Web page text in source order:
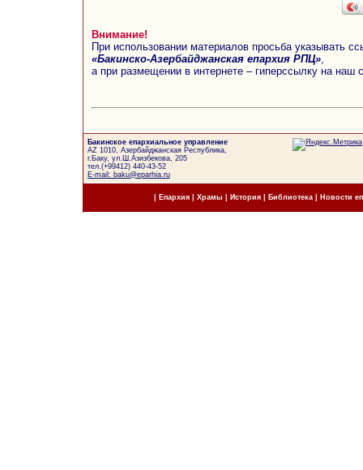
Внимание!
При использовании материалов просьба указывать
«Бакинско-Азербайджанская епархия РПЦ»
а при размещении в интернете – гиперссылку на наш
Бакинское епархиальное управление
AZ 1010, Азербайджанская Республика,
г.Баку, ул.Ш.Азизбекова, 205
тел.(+99412) 440-43-52
E-mail: baku@eparhia.ru
Епархия| Храмы История| Библиотека Новости